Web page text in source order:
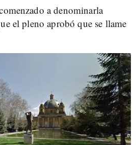
a denominarla
el pleno aprobó que se llame